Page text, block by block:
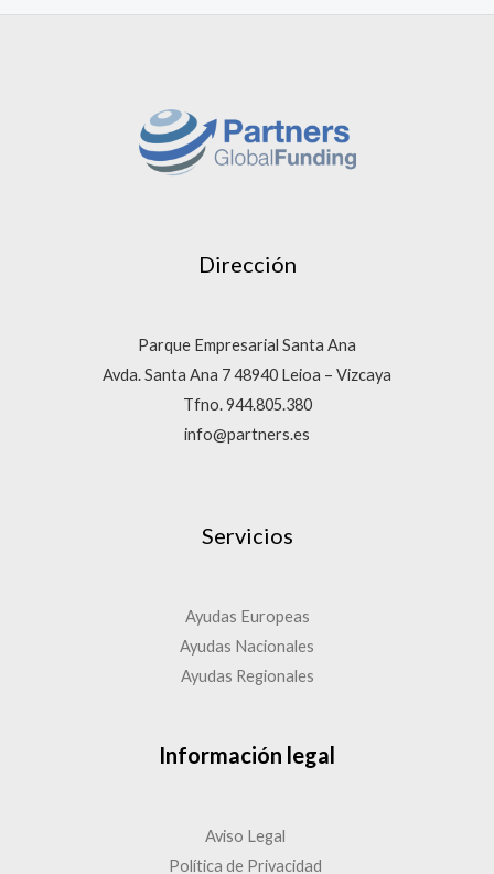
Dirección
Parque Empresarial Santa Ana
Avda. Santa Ana 7 48940 Leioa – Vizcaya
Tfno. 944.805.380
info@partners.es
Servicios
Ayudas Europeas
Ayudas Nacionales
Ayudas Regionales
Información legal
Aviso Legal
Política de Privacidad